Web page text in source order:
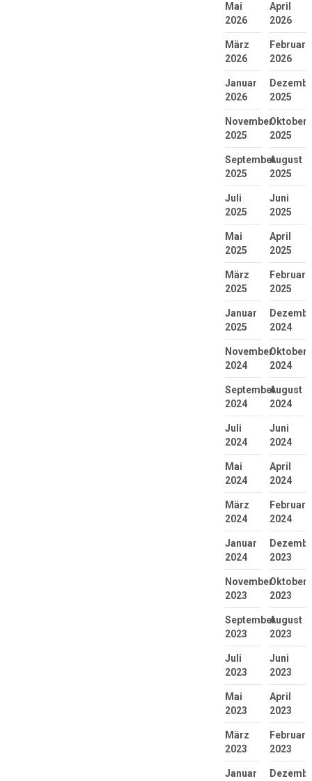
Mai
2026
April
2026
März
2026
Februar
2026
Januar
2026
2025
November
2025
Oktober
2025
September
2025
August
2025
Juli
2025
Juni
2025
Mai
2025
April
2025
März
2025
Februar
2025
Januar
2025
2024
November
2024
Oktober
2024
September
2024
August
2024
Juli
2024
Juni
2024
Mai
2024
April
2024
März
2024
Februar
2024
Januar
2024
2023
November
2023
Oktober
2023
September
2023
August
2023
Juli
2023
Juni
2023
Mai
2023
April
2023
März
2023
Februar
2023
Januar